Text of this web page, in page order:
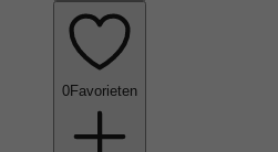
0Favorieten